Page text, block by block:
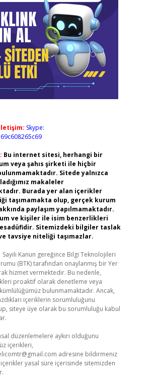
Skype:
Bu internet sitesi, herhangi bir
veya şahıs şirketi ile hiçbir
Sitede yalnızca
makaleler
Burada yer alan içerikler
taşımamakta olup, gerçek kurum
paylaşım yapılmamaktadır.
ve kişiler ile isim benzerlikleri
Sitemizdeki bilgiler taslak
tavsiye niteliği taşımazlar.
Sayılı Kanun gereğince Bilgi Teknolojileri
(BTK) tarafından onaylanmış bir Yer
hizmet vermektedir. Bu nedenle,
proaktif olarak denetleme veya
bulunmamaktadır. Ancak,
içeriklerin sorumluluğunu
siteye üye olarak bu sorumluluğu kabul
düzenlemelere aykırı olduğunu
içerikleri,
adresine bildirmeniz
yasal süre içerisinde sitemizden